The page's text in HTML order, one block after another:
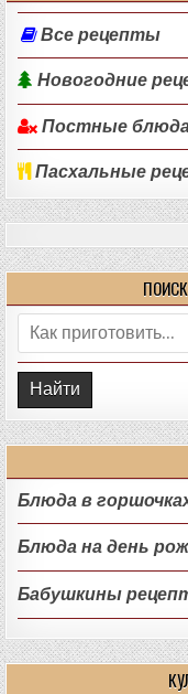
Все рецепты
Новогодние
Постные
Пасхальные
Поиск:
Блюда в
Блюда на день
Бабушкины